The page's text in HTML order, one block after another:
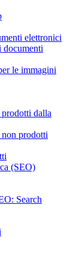
elettronici
documenti
le immagini
dalla
prodotti
(SEO)
Search